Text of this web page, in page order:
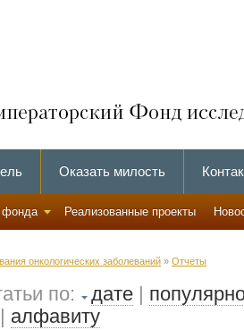
Оказать милость
фонда Реализованные проекты
онкологических заболеваний » Отчеты
по: дате
алфавиту